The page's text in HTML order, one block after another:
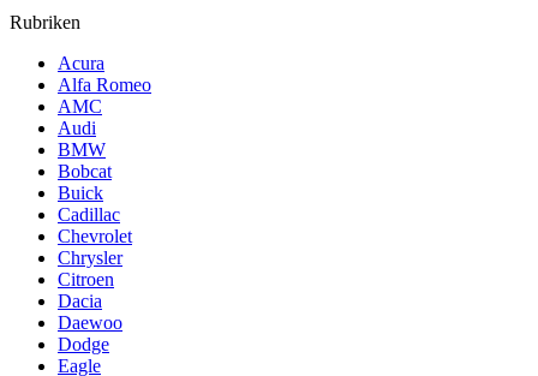
Rubriken
Acura
Alfa Romeo
AMC
Audi
BMW
Bobcat
Buick
Cadillac
Chevrolet
Chrysler
Citroen
Dacia
Daewoo
Dodge
Eagle